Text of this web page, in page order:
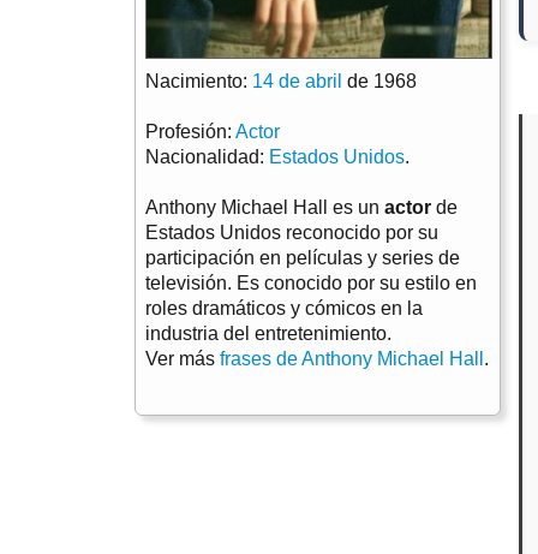
Nacimiento: 14 de abril de 1968
Profesión: Actor
Nacionalidad: Estados Unidos.
Anthony Michael Hall es un actor de
Estados Unidos reconocido por su
participación en películas y series de
televisión. Es conocido por su estilo en
roles dramáticos y cómicos en la
industria del entretenimiento.
Ver más frases de Anthony Michael Hall .